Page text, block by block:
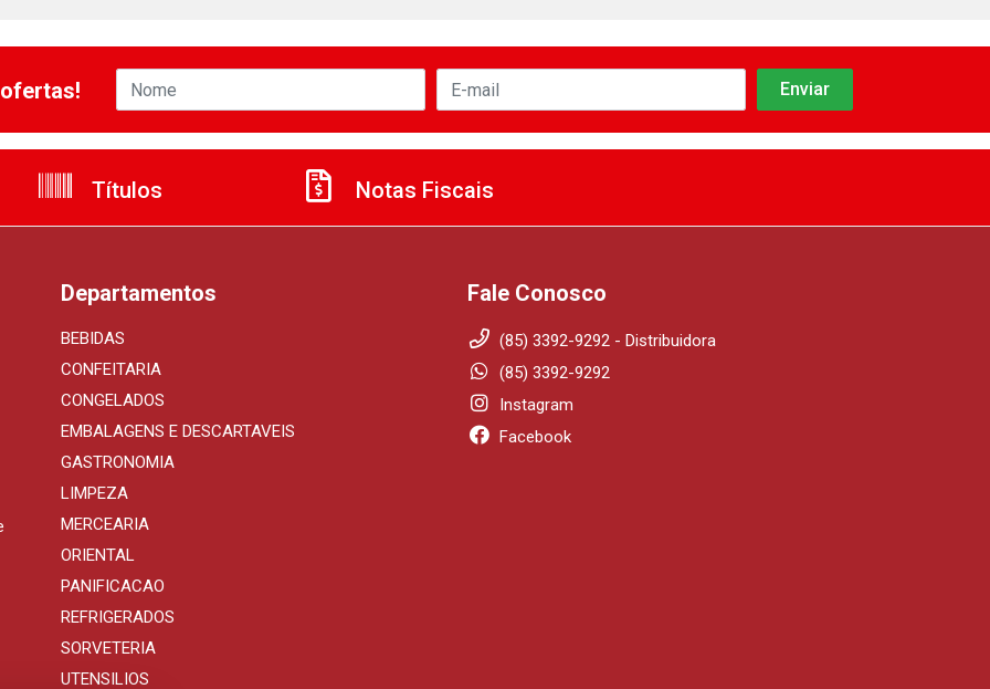
Títulos Notas Fiscais
Departamentos
BEBIDAS
CONFEITARIA
CONGELADOS
EMBALAGENS E DESCARTAVEIS
GASTRONOMIA
LIMPEZA
MERCEARIA
ORIENTAL
PANIFICACAO
REFRIGERADOS
SORVETERIA
UTENSILIOS
Fale Conosco
(85) 3392-9292 - Distribuidora
(85) 3392-9292
Instagram
Facebook